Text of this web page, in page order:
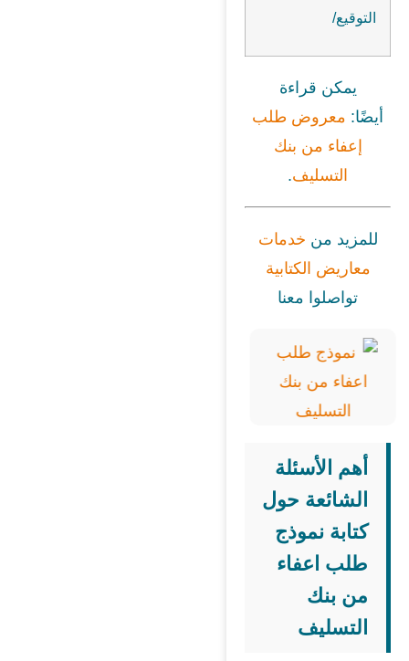
التوقيع/
يمكن قراءة
أيضًا: معروض طلب
عفاء من بنك
التسليف.
للمزيد من خدمات
معاريض الكتابية
تواصلوا معنا
أهم الأسئلة
الشائعة حول
كتابة نموذج
طلب اعفاء
من بنك
التسليف